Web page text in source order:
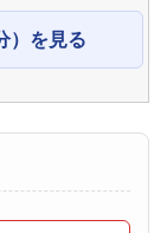
）を見る